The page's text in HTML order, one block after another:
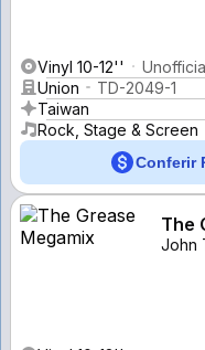
Vinyl 10-12''
Union
TD-2049-1
Taiwan
Rock, Stage & Screen
Conferir
The
John